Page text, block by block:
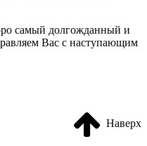
самый долгожданный и
Вас с наступающим
Наверх